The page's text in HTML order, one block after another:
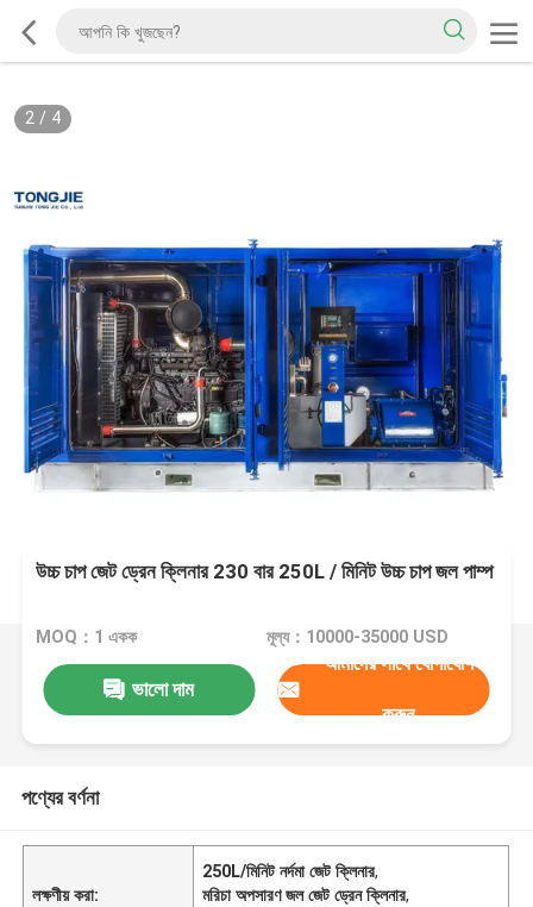
2/ 4
উচ্চ চাপ জেট ড্রেন ক্লিনার 230 বার 250L / মিনিট উচ্চ চাপ জল পাম্প
MOQ：1 একক মূল্য：10000-35000 USD
ভালো দাম
আমাদের সাথে যোগাযোগ
করুন
পণ্যের বর্ণনা
লক্ষণীয় করা:
250L/মিনিট নর্দমা জেট ক্লিনার,
মরিচা অপসারণ জল জেট ড্রেন ক্লিনার,